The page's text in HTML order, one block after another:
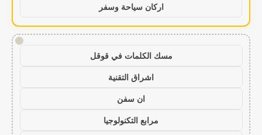
اركان سياحة وسفر
!
مسك الكلمات في قوقل
اشراق التقنية
ان سفن
مرابع التكنولوجيا